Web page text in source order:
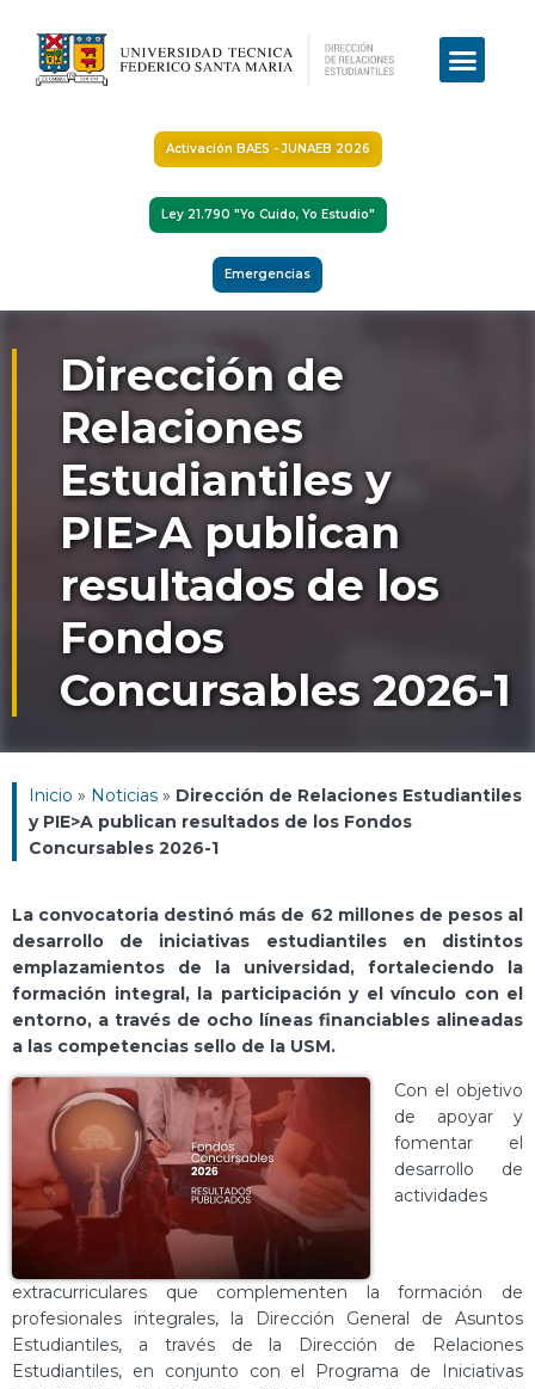
Activación BAES - JUNAEB 2026
Ley 21.790 "Yo Cuido, Yo Estudio"
Emergencias
Dirección de
Relaciones
Estudiantiles y
PIE>A publican
resultados de los
Fondos
Concursables 2026-1
Inicio » Noticias » Dirección de Relaciones Estudiantiles
y PIE>A publican resultados de los Fondos
Concursables 2026-1
La convocatoria destinó más de 62 millones de pesos al
desarrollo de iniciativas estudiantiles en distintos
emplazamientos de la universidad, fortaleciendo la
formación integral, la participación y el vínculo con el
entorno, a través de ocho líneas financiables alineadas
a las competencias sello de la USM.
Con el objetivo
de apoyar y
fomentar el
desarrollo de
actividades
extracurriculares que complementen la formación de
profesionales integrales, la Dirección General de Asuntos
Estudiantiles, a través de la Dirección de Relaciones
Estudiantiles, en conjunto con el Programa de Iniciativas